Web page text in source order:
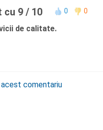
cu 9 / 10 0 0
de calitate.
acest comentariu